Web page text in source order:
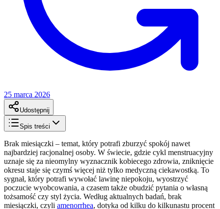
25 marca 2026
Udostępnij
Spis treści
Brak miesiączki – temat, który potrafi zburzyć spokój nawet
najbardziej racjonalnej osoby. W świecie, gdzie cykl menstruacyjny
uznaje się za nieomylny wyznacznik kobiecego zdrowia, zniknięcie
okresu staje się czymś więcej niż tylko medyczną ciekawostką. To
sygnał, który potrafi wywołać lawinę niepokoju, wyostrzyć
poczucie wyobcowania, a czasem także obudzić pytania o własną
tożsamość czy styl życia. Według aktualnych badań, brak
miesiączki, czyli amenorrhea, dotyka od kilku do kilkunastu procent